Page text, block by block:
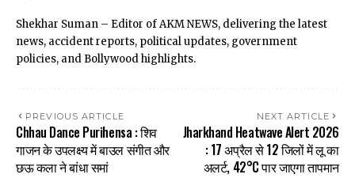
Shekhar Suman – Editor of AKM NEWS, delivering the latest
news, accident reports, political updates, government
policies, and Bollywood highlights.
PREVIOUS ARTICLE
Chhau Dance Purihensa : शिव
गाजन के उपलक्ष्य में बाउल संगीत और
छऊ कला ने बांधा समां
NEXT ARTICLE
Jharkhand Heatwave Alert 2026
: 17 अप्रैल से 12 जिलों में लू का
अलर्ट, 42°C पार जाएगा तापमान